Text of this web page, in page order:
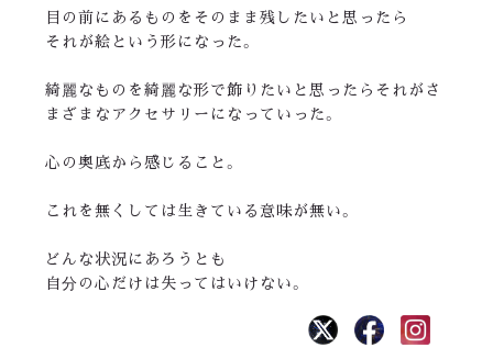
目の前にあるものをそのまま残したいと思ったら
それが絵という形になった。
綺麗なものを綺麗な形で飾りたいと思ったらそれがさ
まざまなアクセサリーになっていった。
心の奥底から感じること。
これを無くしては生きている意味が無い。
どんな状況にあろうとも
自分の心だけは失ってはいけない。